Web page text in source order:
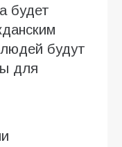
будет
будут
для